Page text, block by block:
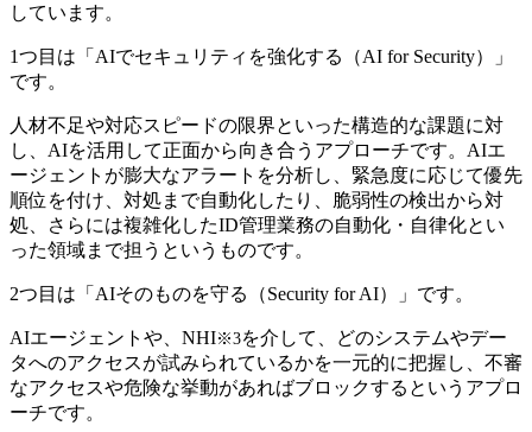
しています。
1つ目は「AIでセキュリティを強化する（AI for Security）」
です。
人材不足や対応スピードの限界といった構造的な課題に対
し、AIを活用して正面から向き合うアプローチです。AIエ
ージェントが膨大なアラートを分析し、緊急度に応じて優先
順位を付け、対処まで自動化したり、脆弱性の検出から対
処、さらには複雑化したID管理業務の自動化・自律化とい
った領域まで担うというものです。
2つ目は「AIそのものを守る（Security for AI）」です。
AIエージェントや、NHI※3を介して、どのシステムやデー
タへのアクセスが試みられているかを一元的に把握し、不審
なアクセスや危険な挙動があればブロックするというアプロ
ーチです。